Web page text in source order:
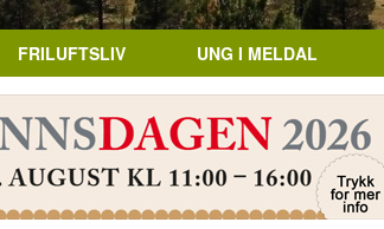
FRILUFTSLIV UNG I MELDAL